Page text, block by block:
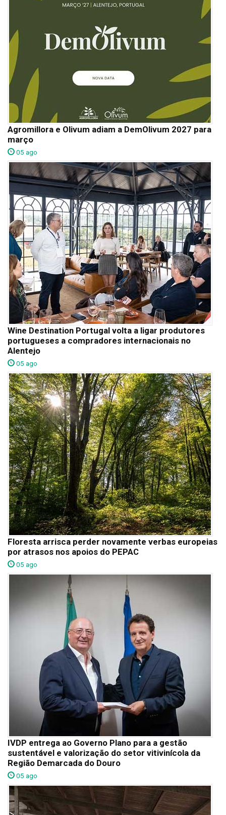
Agromillora e Olivum adiam a DemOlivum 2027 para
março
05 ago
Wine Destination Portugal volta a ligar produtores
portugueses a compradores internacionais no
Alentejo
05 ago
Floresta arrisca perder novamente verbas europeias
por atrasos nos apoios do PEPAC
05 ago
IVDP entrega ao Governo Plano para a gestão
sustentável e valorização do setor vitivinícola da
Região Demarcada do Douro
05 ago